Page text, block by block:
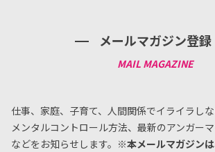
メールマガジン登録
仕事、家庭、子育て、人間関係でイライラしな
メンタルコントロール方法、 最新のアンガー
などをお知らせします。 ※本メールマガジン